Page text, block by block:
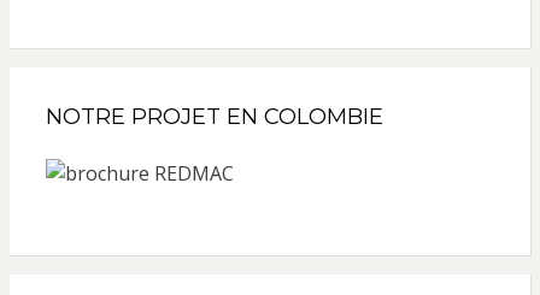
NOTRE PROJET EN COLOMBIE